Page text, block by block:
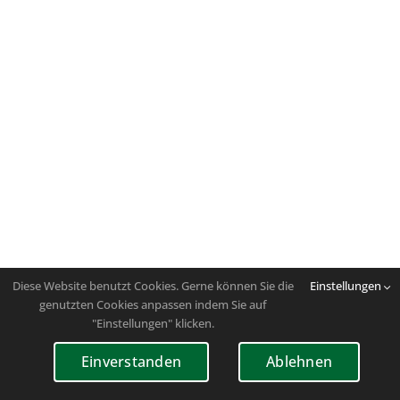
Diese Website benutzt Cookies. Gerne können Sie die
genutzten Cookies anpassen indem Sie auf
"Einstellungen" klicken.
Einstellungen
Einverstanden Ablehnen